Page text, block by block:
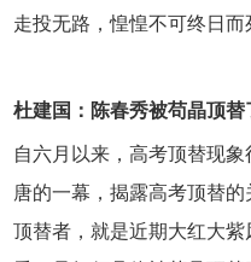
走投无路，惶惶不可终日而
杜建国：陈春秀被苟晶顶替
自六月以来，高考顶替现
唐的一幕，揭露高考顶替的
顶替者，就是近期大红大